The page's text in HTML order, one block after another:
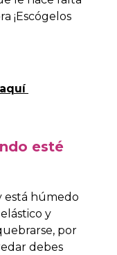
¡Escógelos
aquí
esté
está húmedo
y
por
debes